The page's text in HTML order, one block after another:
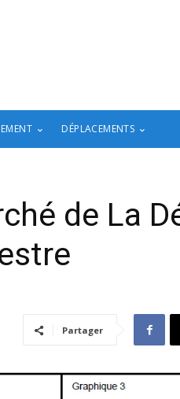
DÉPLACEMENTS
de La
Partager